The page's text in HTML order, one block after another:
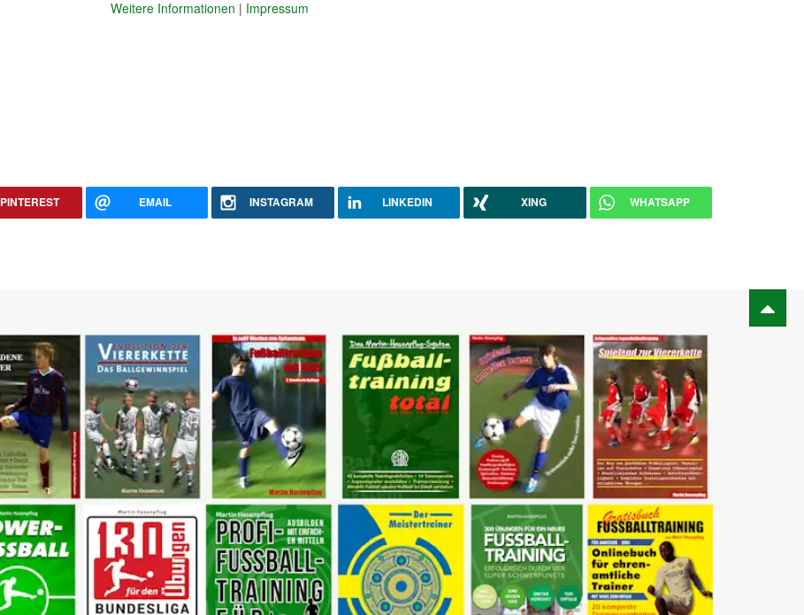
PINTEREST EMAIL INSTAGRAM LINKEDIN XING WHATSAPP
Weitere Informationen | Impressum